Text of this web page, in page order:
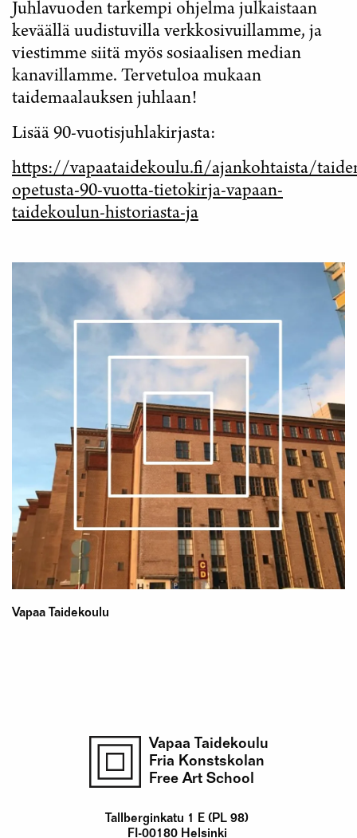
Juhlavuoden tarkempi ohjelma julkaistaan
keväällä uudistuvilla verkkosivuillamme, ja
viestimme siitä myös sosiaalisen median
kanavillamme. Tervetuloa mukaan
taidemaalauksen juhlaan!
Lisää 90-vuotisjuhlakirjasta:
https://vapaataidekoulu.fi/ajankohtaista/
opetusta-90-vuotta-tietokirja-vapaan-
taidekoulun-historiasta-ja
Vapaa Taidekoulu
Vapaa Taidekoulu
Fria Konstskolan
Free Art School
Tallberginkatu 1 E (PL 98)
FI-00180 Helsinki